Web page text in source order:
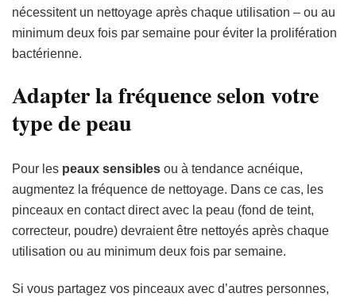
nécessitent un nettoyage après chaque utilisation – ou au
minimum deux fois par semaine pour éviter la prolifération
bactérienne.
Adapter la fréquence selon votre
type de peau
Pour les peaux sensibles ou à tendance acnéique,
augmentez la fréquence de nettoyage. Dans ce cas, les
pinceaux en contact direct avec la peau (fond de teint,
correcteur, poudre) devraient être nettoyés après chaque
utilisation ou au minimum deux fois par semaine.
Si vous partagez vos pinceaux avec d’autres personnes,